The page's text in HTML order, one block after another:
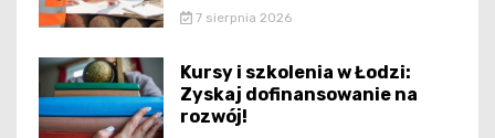
7 sierpnia 2026
Kursy i szkolenia w Łodzi:
Zyskaj dofinansowanie na
rozwój!